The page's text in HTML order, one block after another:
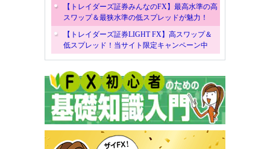
【トレイダーズ証券みんなのFX】最高水準の高
スワップ＆最狭水準の低スプレッドが魅力！
【トレイダーズ証券LIGHT FX】高スワップ＆
低スプレッド！当サイト限定キャンペーン中